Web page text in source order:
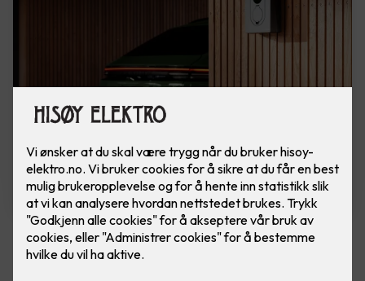
Zaptec Go 2